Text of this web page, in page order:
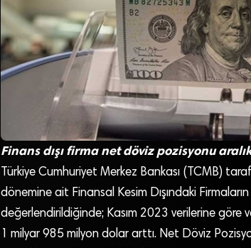
Finans dışı firma net döviz pozisyonu
Türkiye Cumhuriyet Merkez Bankası (TCMB)
dönemine ait Finansal Kesim Dışındaki
değerlendirildiğinde; Kasım 2023 verilerine göre
1 milyar 985 milyon dolar arttı. Net Döviz